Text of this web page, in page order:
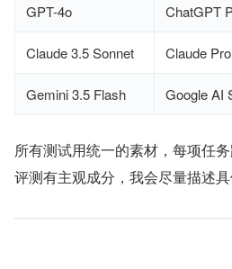
GPT-4o ChatGPT
Claude 3.5 Sonnet Claude Pro
Gemini 3.5 Flash Google AI
所有测试用统一的素材，每项任
评测有主观成分，我会尽量描述具